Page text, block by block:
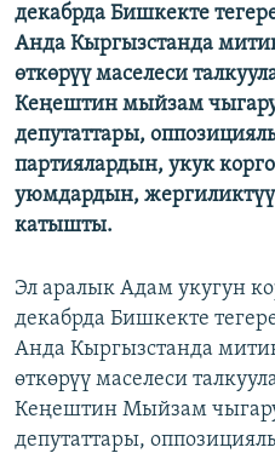
АЗАТТЫК+
ЫҢГАЙСЫЗ СУРООЛОР
ЭЕ/АРнун бардык
декабрда Бишкекте
Анда Кыргызстанда
өткөрүү маселеси
Кеңештин мыйзам
депутаттары,
партиялардын, укук
уюмдардын,
катышты.
Эл аралык Адам укугун
декабрда Бишкекте
Анда Кыргызстанда
өткөрүү маселеси
Кеңештин Мыйзам
депутаттары,